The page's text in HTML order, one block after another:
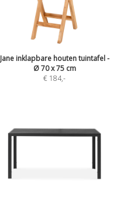
Jane inklapbare houten tuintafel -
Ø 70 x 75 cm
€ 184,-